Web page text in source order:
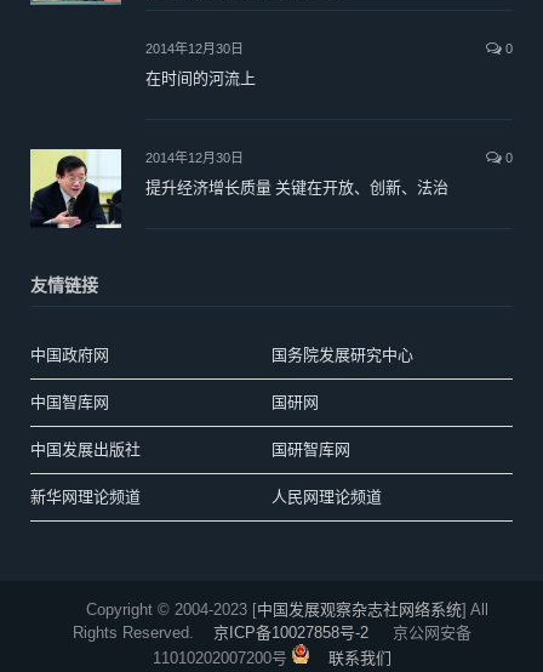
2014年12月30日 0
在时间的河流上
2014年12月30日 0
提升经济增长质量 关键在开放、创新、法治
友情链接
中国政府网 国务院发展研究中心
中国智库网 国研网
中国发展出版社 国研智库网
新华网理论频道 人民网理论频道
Copyright © 2004-2023 [中国发展观察杂志社网络系统] All
Rights Reserved. 京ICP备10027858号-2京公网安备
11010202007200号
联系我们